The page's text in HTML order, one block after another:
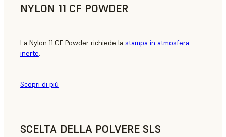
NYLON 11 CF POWDER
La Nylon 11 CF Powder richiede la stampa in atmosfera
inerte.
Scopri di più
SCELTA DELLA POLVERE SLS